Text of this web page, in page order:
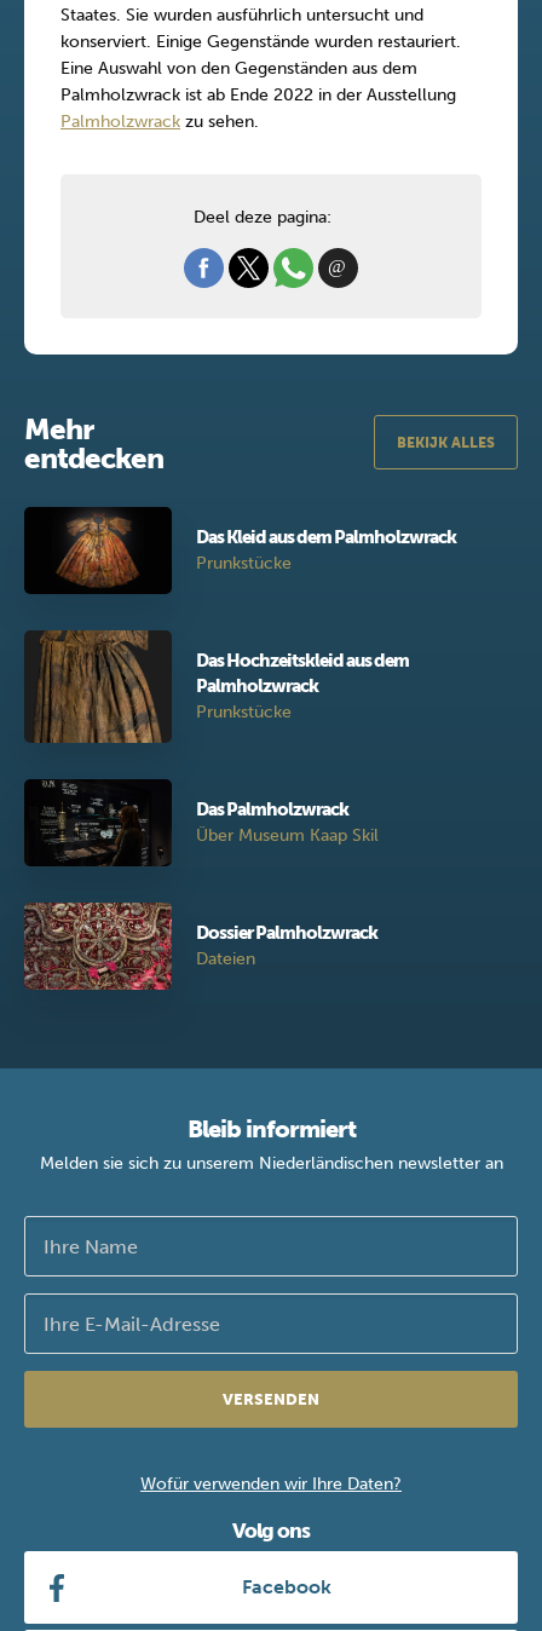
Staates. Sie wurden ausführlich untersucht und
konserviert. Einige Gegenstände wurden restauriert.
Eine Auswahl von den Gegenständen aus dem
Palmholzwrack ist ab Ende 2022 in der Ausstellung
Palmholzwrack zu sehen.
Deel deze pagina:
Mehr
entdecken
BEKIJK ALLES
Das Kleid aus dem Palmholzwrack
Prunkstücke
Das Hochzeitskleid aus dem
Palmholzwrack
Prunkstücke
Das Palmholzwrack
Über Museum Kaap Skil
Dossier Palmholzwrack
Dateien
Bleib informiert
Melden sie sich zu unserem Niederländischen newsletter an
VERSENDEN
Wofür verwenden wir Ihre Daten?
Volg ons
Facebook